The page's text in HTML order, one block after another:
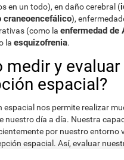
en un todo), en daño cerebral (
craneoencefálico),
(como laenfermedad de
laesquizofrenia.
medir y evaluar
espacial?
espacial nos permite realizar
nuestro día a día. Nuestra
por nuestro entorno
espacial. Así, evaluar